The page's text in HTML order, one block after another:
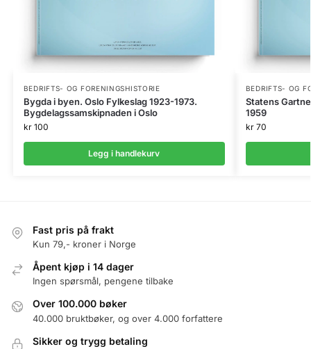
BEDRIFTS- OG FORENINGSHISTORIE
Bygda i byen. Oslo Fylkeslag 1923-1973.
Bygdelagssamskipnaden i Oslo
kr100
Legg i handlekurv
BEDRIFTS- OG
Statens
1959
kr70
Fast pris på frakt
Kun 79,- kroner i Norge
Åpent kjøp i 14 dager
Ingen spørsmål, pengene tilbake
Over 100.000 bøker
40.000 bruktbøker, og over 4.000 forfattere
Sikker og trygg betaling